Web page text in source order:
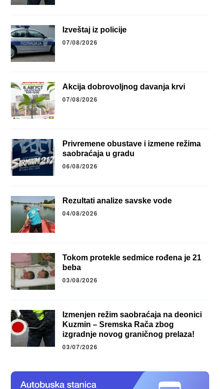
Izveštaj iz policije
07/08/2026
Akcija dobrovoljnog davanja krvi
07/08/2026
Privremene obustave i izmene režima
saobraćaja u gradu
06/08/2026
Rezultati analize savske vode
04/08/2026
Tokom protekle sedmice rođena je 21
beba
03/08/2026
Izmenjen režim saobraćaja na deonici
Kuzmin – Sremska Rača zbog
izgradnje novog graničnog prelaza!
03/07/2026